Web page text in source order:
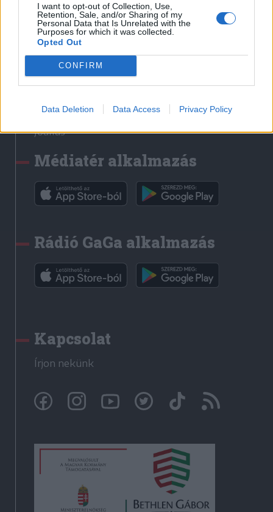
I want to opt-out of Collection, Use,
Retention, Sale, and/or Sharing of my
Personal Data that Is Unrelated with the
Purposes for which it was collected.
Opted Out
CONFIRM
Data Deletion Data Access Privacy Policy
Liget
Krónika
Bihari Napló
Erdélyi Napló
Főtér
Rádió GaGa
Jóállás
Médiatér alkalmazás
Rádió GaGa alkalmazás
Kapcsolat
Írjon nekünk